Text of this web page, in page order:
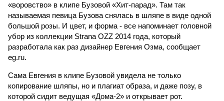
«воровство» в клипе Бузовой «Хит-парад». Там так
называемая певица Бузова снялась в шляпе в виде одной
большой розы. И цвет, и форма - все напоминает головной
убор из коллекции Strana OZZ 2014 года, который
разработала как раз дизайнер Евгения Озма, сообщает
eg.ru.
Сама Евгения в клипе Бузовой увидела не только
копирование шляпы, но и плагиат образа, и даже позу, в
которой сидит ведущая «Дома-2» и открывает рот.